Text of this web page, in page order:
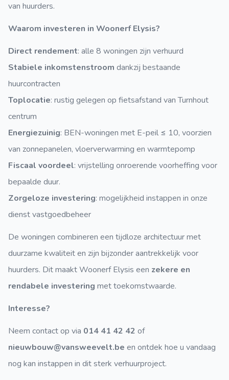
van huurders.
Waarom investeren in Woonerf Elysis?
Direct rendement: alle 8 woningen zijn verhuurd
Stabiele inkomstenstroom dankzij bestaande
huurcontracten
Toplocatie: rustig gelegen op fietsafstand van Turnhout
centrum
Energiezuinig: BEN-woningen met E-peil ≤ 10, voorzien
van zonnepanelen, vloerverwarming en warmtepomp
Fiscaal voordeel: vrijstelling onroerende voorheffing voor
bepaalde duur.
Zorgeloze investering: mogelijkheid instappen in onze
dienst vastgoedbeheer
De woningen combineren een tijdloze architectuur met
duurzame kwaliteit en zijn bijzonder aantrekkelijk voor
huurders. Dit maakt Woonerf Elysis een zekere en
rendabele investering met toekomstwaarde.
Interesse?
Neem contact op via 014 41 42 42 of
nieuwbouw@vansweevelt.be en ontdek hoe u vandaag
nog kan instappen in dit sterk verhuurproject.